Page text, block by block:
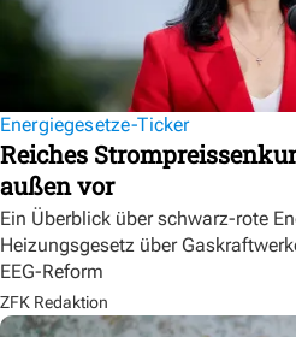
Energiegesetze-Ticker
Reiches
außen vor
Ein Überblick über schwarz-rote
Heizungsgesetz über
EEG-Reform
ZFK Redaktion